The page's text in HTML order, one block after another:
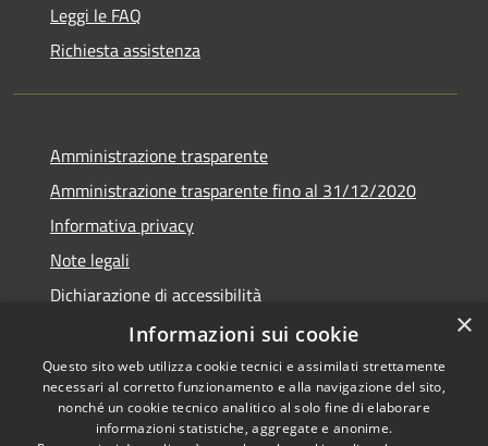
Leggi le FAQ
Richiesta assistenza
Amministrazione trasparente
Amministrazione trasparente fino al 31/12/2020
Informativa privacy
Note legali
Dichiarazione di accessibilità
Accessibilità
Copyright © 2026 • Comune di
Teramo • Powered by
×
Informazioni sui cookie
Questo sito web utilizza cookie tecnici e assimilati strettamente
necessari al corretto funzionamento e alla navigazione del sito,
nonché un cookie tecnico analitico al solo fine di elaborare
informazioni statistiche, aggregate e anonime.